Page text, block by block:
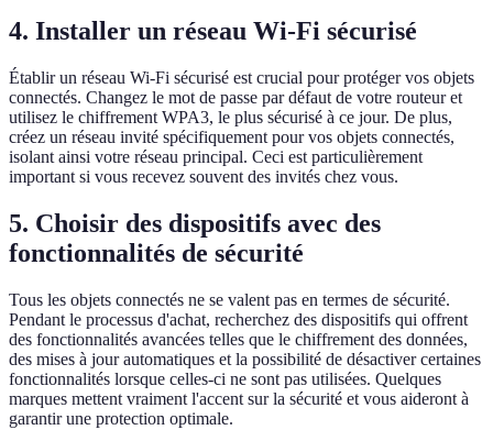
4. Installer un réseau Wi-Fi sécurisé
Établir un réseau Wi-Fi sécurisé est crucial pour protéger vos objets
connectés. Changez le mot de passe par défaut de votre routeur et
utilisez le chiffrement WPA3, le plus sécurisé à ce jour. De plus,
créez un réseau invité spécifiquement pour vos objets connectés,
isolant ainsi votre réseau principal. Ceci est particulièrement
important si vous recevez souvent des invités chez vous.
5. Choisir des dispositifs avec des
fonctionnalités de sécurité
Tous les objets connectés ne se valent pas en termes de sécurité.
Pendant le processus d'achat, recherchez des dispositifs qui offrent
des fonctionnalités avancées telles que le chiffrement des données,
des mises à jour automatiques et la possibilité de désactiver certaines
fonctionnalités lorsque celles-ci ne sont pas utilisées. Quelques
marques mettent vraiment l'accent sur la sécurité et vous aideront à
garantir une protection optimale.